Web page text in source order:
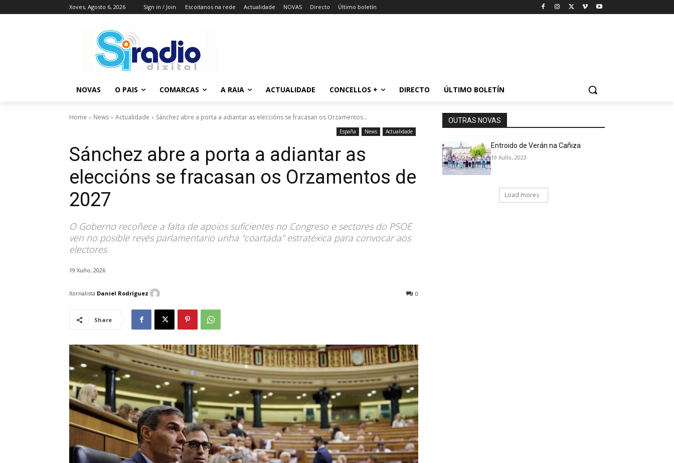
Xoves, Agosto 6, 2026 Sign in / Join Escoitanos na rede Actualidade NOVAS Directo Último boletín
NOVAS O PAIS COMARCAS A RAIA ACTUALIDADE CONCELLOS + DIRECTO ÚLTIMO BOLETÍN
Home News Actualidade Sánchez abre a porta a adiantar as eleccións se fracasan os Orzamentos...
España News Actualidade
Sánchez abre a porta a adiantar as
eleccións se fracasan os Orzamentos de
2027
O Goberno recoñece a falta de apoios suficientes no Congreso e sectores do PSOE
ven no posible revés parlamentario unha "coartada" estratéxica para convocar aos
electores
19 Xuño, 2026
0
Xornalista Daniel Rodríguez
Share
OUTRAS NOVAS
Entroido de Verán na Cañiza
19 Xullo, 2023
Load more